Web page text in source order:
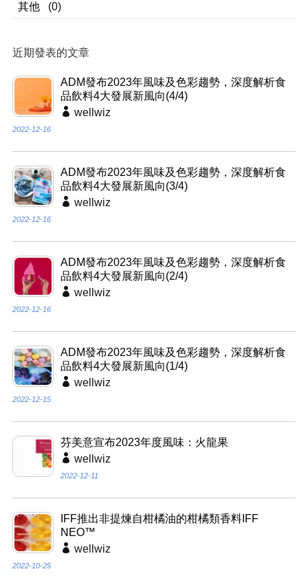
其他
(0)
近期發表的文章
ADM發布2023年風味及色彩趨勢，深度解析食
品飲料4大發展新風向(4/4)
wellwiz
2022-12-16
ADM發布2023年風味及色彩趨勢，深度解析食
品飲料4大發展新風向(3/4)
wellwiz
2022-12-16
ADM發布2023年風味及色彩趨勢，深度解析食
品飲料4大發展新風向(2/4)
wellwiz
2022-12-16
ADM發布2023年風味及色彩趨勢，深度解析食
品飲料4大發展新風向(1/4)
wellwiz
2022-12-15
芬美意宣布2023年度風味：火龍果
wellwiz
2022-12-11
IFF推出非提煉自柑橘油的柑橘類香料IFF
NEO™
wellwiz
2022-10-25